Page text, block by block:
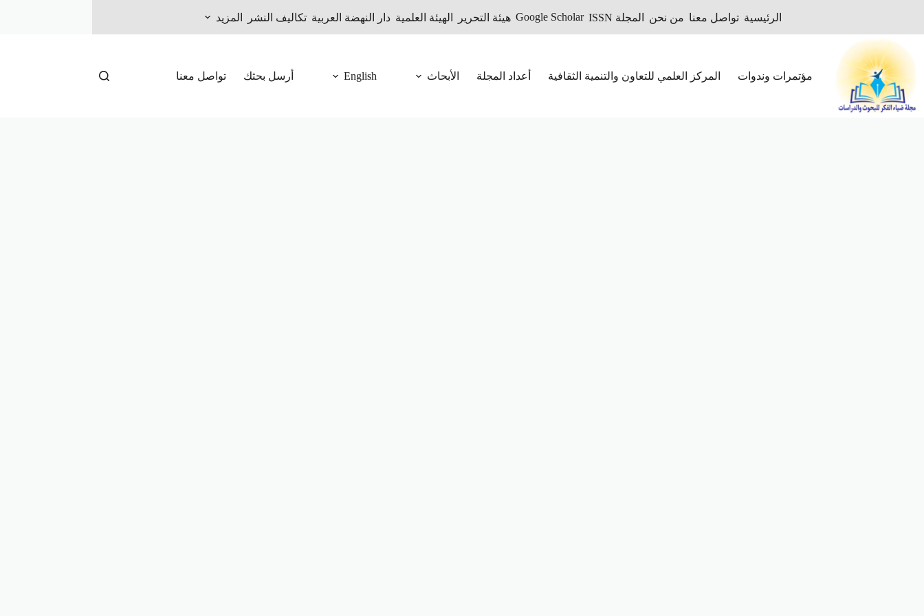
المحتوى
الرئيسية تواصل معنا من نحن المجلة ISSN Google Scholar هيئة التحرير الهيئة العلمية دار النهضة العربية تكاليف النشر المزيد
مؤتمرات وندوات المركز العلمي للتعاون والتنمية الثقافية أعداد المجلة الأبحاث English أرسل بحثك تواصل معنا